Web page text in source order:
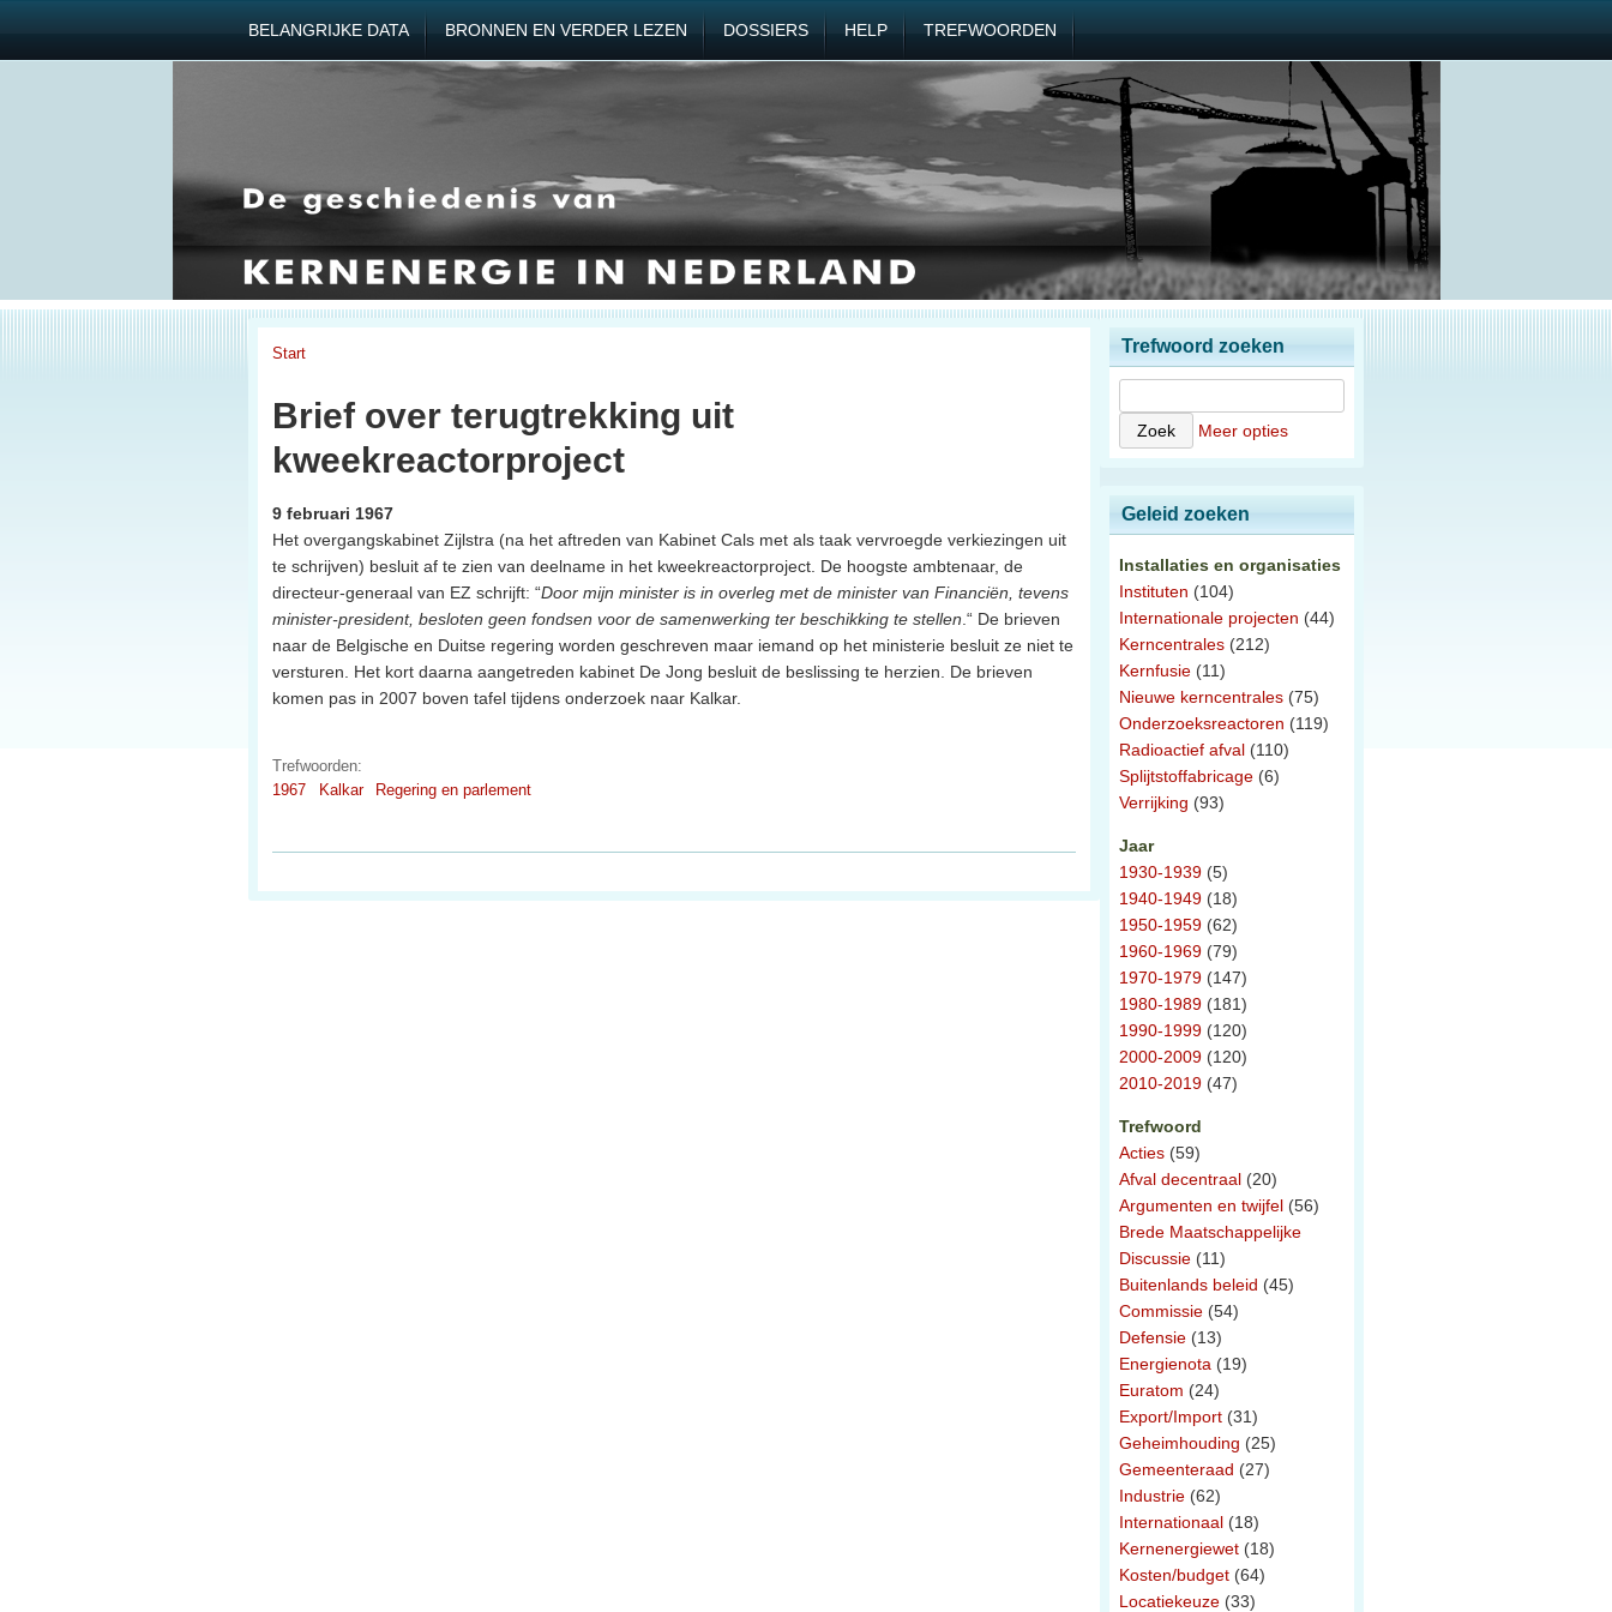
BELANGRIJKE DATA BRONNEN EN VERDER LEZEN DOSSIERS HELP TREFWOORDEN
Start
Brief over terugtrekking uit
kweekreactorproject
9 februari 1967
Het overgangskabinet Zijlstra (na het aftreden van Kabinet Cals met als taak vervroegde verkiezingen uit
te schrijven) besluit af te zien van deelname in het kweekreactorproject. De hoogste ambtenaar, de
directeur-generaal van EZ schrijft: “Door mijn minister is in overleg met de minister van Financiën, tevens
minister-president, besloten geen fondsen voor de samenwerking ter beschikking te stellen .“ De brieven
naar de Belgische en Duitse regering worden geschreven maar iemand op het ministerie besluit ze niet te
versturen. Het kort daarna aangetreden kabinet De Jong besluit de beslissing te herzien. De brieven
komen pas in 2007 boven tafel tijdens onderzoek naar Kalkar.
Trefwoorden:
1967
Kalkar Regering en parlement
Trefwoord zoeken
Meer opties
Geleid zoeken
Installaties en organisaties
Instituten (104)
Internationale projecten (44)
Kerncentrales (212)
Kernfusie (11)
Nieuwe kerncentrales (75)
Onderzoeksreactoren (119)
Radioactief afval (110)
Splijtstoffabricage (6)
Verrijking (93)
Jaar
1930-1939 (5)
1940-1949 (18)
1950-1959 (62)
1960-1969 (79)
1970-1979 (147)
1980-1989 (181)
1990-1999 (120)
2000-2009 (120)
2010-2019 (47)
Trefwoord
Acties (59)
Afval decentraal (20)
Argumenten en twijfel (56)
Brede Maatschappelijke
Discussie (11)
Buitenlands beleid (45)
Commissie (54)
Defensie (13)
Energienota (19)
Euratom (24)
Export/Import (31)
Geheimhouding (25)
Gemeenteraad (27)
Industrie (62)
Internationaal (18)
Kernenergiewet (18)
Kosten/budget (64)
Locatiekeuze (33)